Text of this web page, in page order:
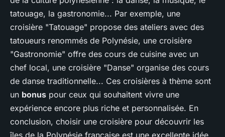
tatouage, la gastronomie... Par exemple, une
croisière "Tatouage" propose des ateliers avec des
tatoueurs renommés de Polynésie, une croisière
"Gastronomie" offre des cours de cuisine avec un
chef local, une croisière "Danse" organise des cours
de danse traditionnelle... Ces croisières à thème sont
un bonus pour ceux qui souhaitent vivre une
expérience encore plus riche et personnalisée. En
conclusion, choisir une croisière pour découvrir les
îles de la Polynésie française est une excellente idée.